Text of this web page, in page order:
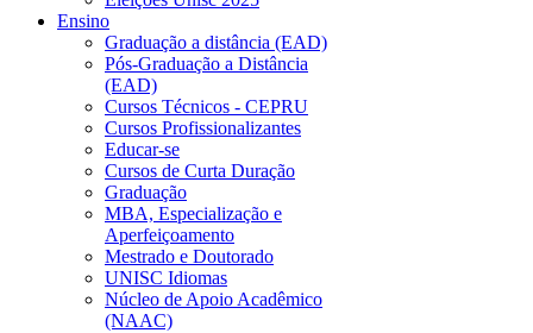
Ensino
Graduação a distância (EAD)
Pós-Graduação a Distância
(EAD)
Cursos Técnicos - CEPRU
Cursos Profissionalizantes
Educar-se
Cursos de Curta Duração
Graduação
MBA, Especialização e
Aperfeiçoamento
Mestrado e Doutorado
UNISC Idiomas
Núcleo de Apoio Acadêmico
(NAAC)